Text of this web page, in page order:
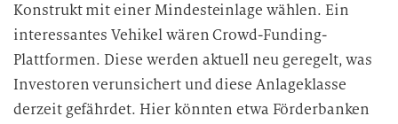
Konstrukt mit einer Mindesteinlage wählen. Ein
interessantes Vehikel wären Crowd-Funding-
Plattformen. Diese werden aktuell neu geregelt, was
Investoren verunsichert und diese Anlageklasse
derzeit gefährdet. Hier könnten etwa Förderbanken